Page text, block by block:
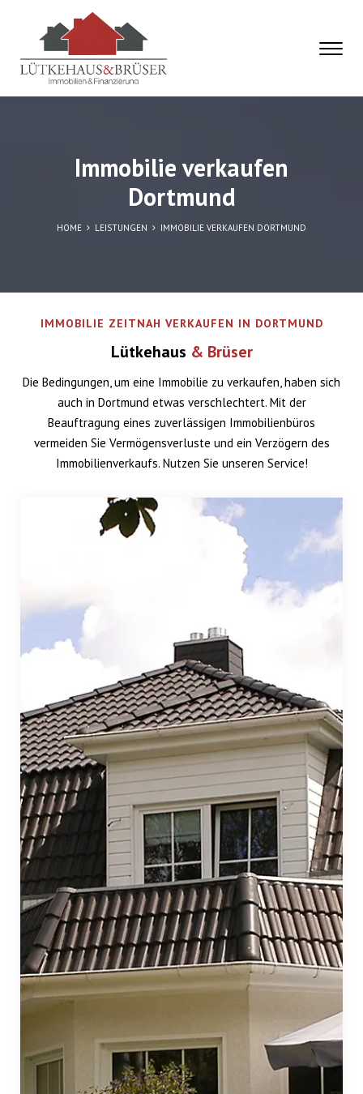
Immobilie verkaufen
Dortmund
HOME LEISTUNGEN IMMOBILIE VERKAUFEN DORTMUND
IMMOBILIE ZEITNAH VERKAUFEN IN DORTMUND
Lütkehaus & Brüser
Die Bedingungen, um eine Immobilie zu verkaufen, haben sich
auch in Dortmund etwas verschlechtert. Mit der
Beauftragung eines zuverlässigen Immobilienbüros
vermeiden Sie Vermögensverluste und ein Verzögern des
Immobilienverkaufs. Nutzen Sie unseren Service!